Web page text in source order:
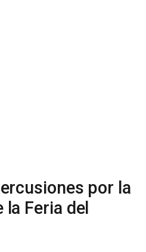
por la
Feria del